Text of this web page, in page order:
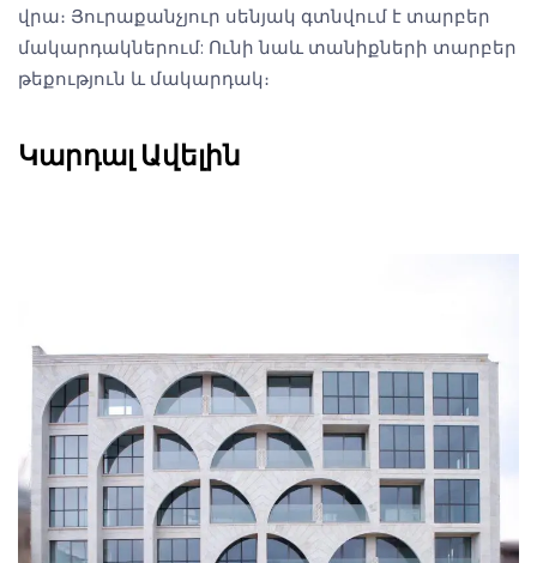
վրա։ Յուրաքանչյուր սենյակ գտնվում է տարբեր
մակարդակներում: Ունի նաև տանիքների տարբեր
թեքություն և մակարդակ։
Կարդալ Ավելին